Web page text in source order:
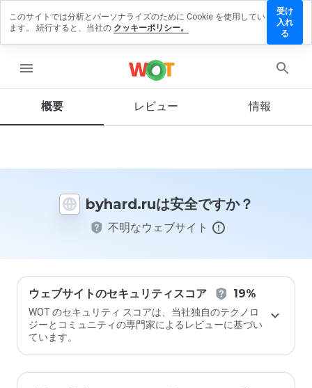
menu
概要 レビュー 情報
byhard.ruは安全ですか？
不明なウェブサイト
ウェブサイトのセキュリティスコア 19%
WOT のセキュリティ スコアは、当社独自のテクノロ
ジーとコミュニティの専門家によるレビューに基づい
ています。
レビ
ーを
ブサ
に評
価し
ます
か？
このサイトでは分析とパーソナライズのために Cookie を使用してい
ます。 続行すると、当社の クッキーポリシー。
受け
入れ
る